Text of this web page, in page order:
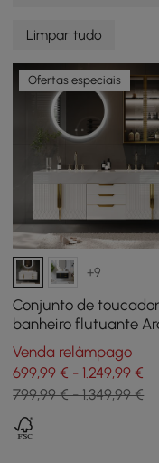
Limpar tudo
Ofertas especiais
+9
Conjunto de
banheiro flutuante
pias, branco e
mármore artificial
Venda relâmpago
699,99 € - 1.249,99 €
799,99 € - 1.349,99 €